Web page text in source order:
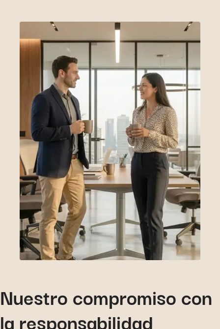
Nuestro compromiso con
la responsabilidad